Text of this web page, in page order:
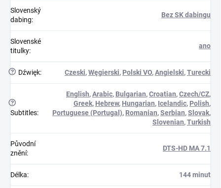
Slovenský
dabing:
Bez SK dabingu
Slovenské
titulky:
ano
? Dźwięk: Czeski,Węgierski, Polski VO,Angielski,Turecki
?
Subtitles:
English,Arabic, Bulgarian,Croatian,Czech/CZ,
Greek, Hebrew, Hungarian, Icelandic, Polish,
Portuguese (Portugal), Romanian,Serbian,Slovak,
Slovenian,Turkish
Původní
znění:
DTS-HD MA 7.1
Délka: 144 minut